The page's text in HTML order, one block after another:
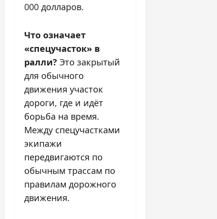
000 долларов.
Что означает
«спецучасток» в
ралли? Это закрытый
для обычного
движения участок
дороги, где и идёт
борьба на время.
Между спецучастками
экипажи
передвигаются по
обычным трассам по
правилам дорожного
движения.